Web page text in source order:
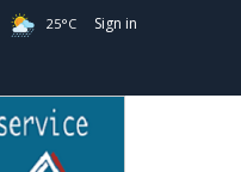
25°C Sign in